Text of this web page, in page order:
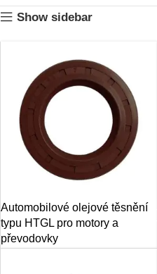
Show sidebar
Automobilové olejové těsnění
typu HTGL pro motory a
převodovky